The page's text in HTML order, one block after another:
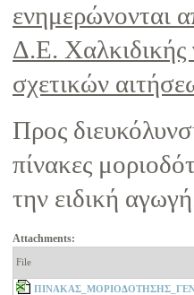
ενημερώνονται
Δ.Ε. Χαλκιδικής
σχετικών
Προς
πίνακες
την ειδική
Attachments:
File